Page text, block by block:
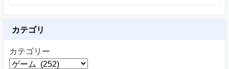
カテゴリ
カテゴリー